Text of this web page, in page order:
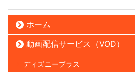
ホーム
動画配信サービス（VOD）
ディズニープラス